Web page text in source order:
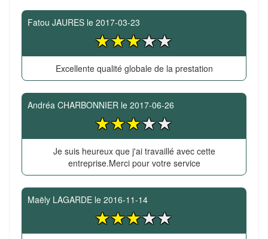
Fatou JAURES le 2017-03-23
Excellente qualité globale de la prestation
Andréa CHARBONNIER le 2017-06-26
Je suis heureux que j'ai travaillé avec cette
entreprise.Merci pour votre service
Maëly LAGARDE le 2016-11-14